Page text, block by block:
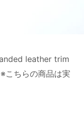
leather trim
ちらの商品は実